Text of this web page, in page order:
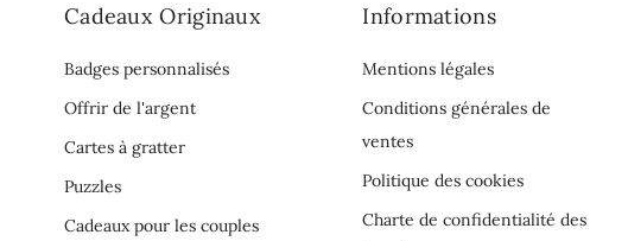
Cadeaux Originaux
Badges personnalisés
Offrir de l'argent
Cartes à gratter
Puzzles
Cadeaux pour les couples
Informations
Mentions légales
Conditions générales de
ventes
Politique des cookies
Charte de confidentialité des